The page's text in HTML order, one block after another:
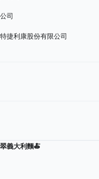
司
捷利康股份有限公司
義大利麵🍝